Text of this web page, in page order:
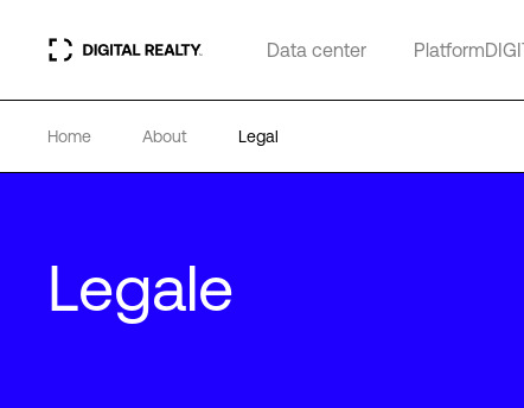
Data center
Home About Legal
Legale